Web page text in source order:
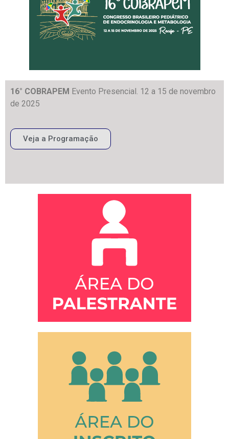
16° COBRAPEM Evento Presencial. 12 a 15 de novembro
de 2025
Veja a Programação